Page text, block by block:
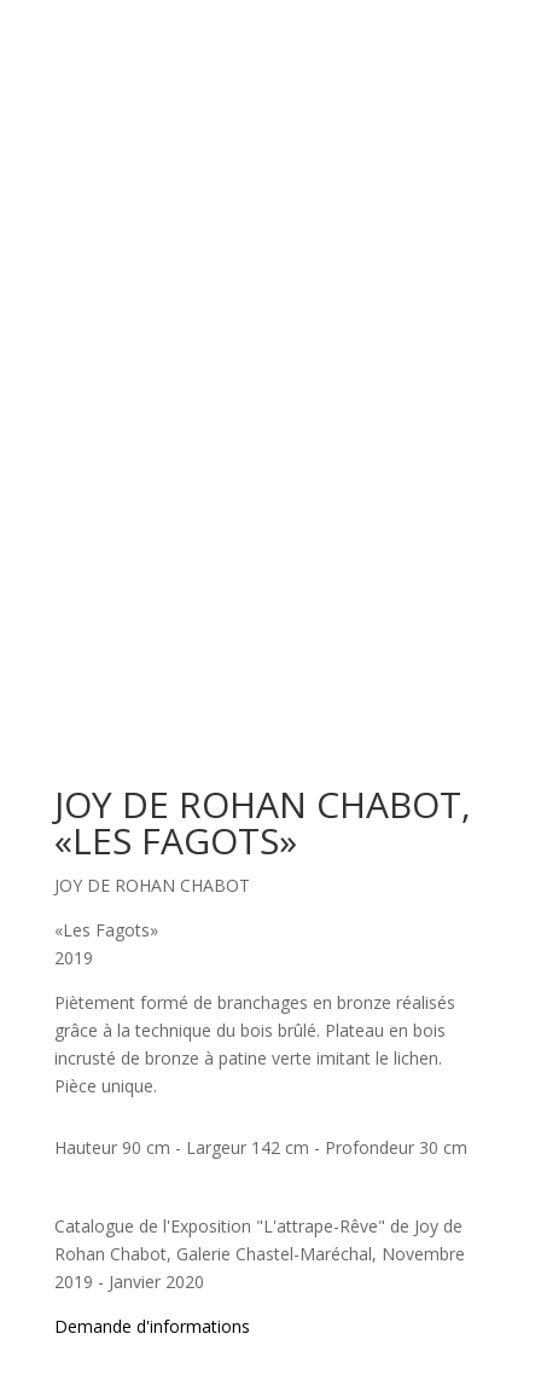
JOY DE ROHAN CHABOT,
«LES FAGOTS»
JOY DE ROHAN CHABOT
«Les Fagots»
2019
Piètement formé de branchages en bronze réalisés
grâce à la technique du bois brûlé. Plateau en bois
incrusté de bronze à patine verte imitant le lichen.
Pièce unique.
Hauteur 90 cm - Largeur 142 cm - Profondeur 30 cm
Catalogue de l'Exposition "L'attrape-Rêve" de Joy de
Rohan Chabot, Galerie Chastel-Maréchal, Novembre
2019 - Janvier 2020
Demande d'informations